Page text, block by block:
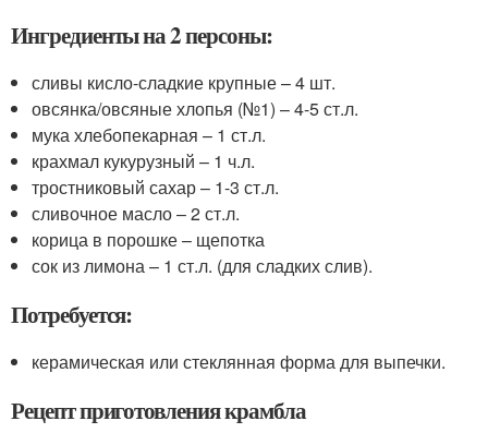
Ингредиенты на 2 персоны:
сливы кисло-сладкие крупные – 4 шт.
овсянка/овсяные хлопья (№1) – 4-5 ст.л.
мука хлебопекарная – 1 ст.л.
крахмал кукурузный – 1 ч.л.
тростниковый сахар – 1-3 ст.л.
сливочное масло – 2 ст.л.
корица в порошке – щепотка
сок из лимона – 1 ст.л. (для сладких слив).
Потребуется:
керамическая или стеклянная форма для выпечки.
Рецепт приготовления крамбла